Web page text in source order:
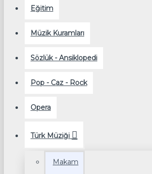
Eğitim
Müzik Kuramları
Sözlük - Ansiklopedi
Pop - Caz - Rock
Opera
Türk Müziği
Makam